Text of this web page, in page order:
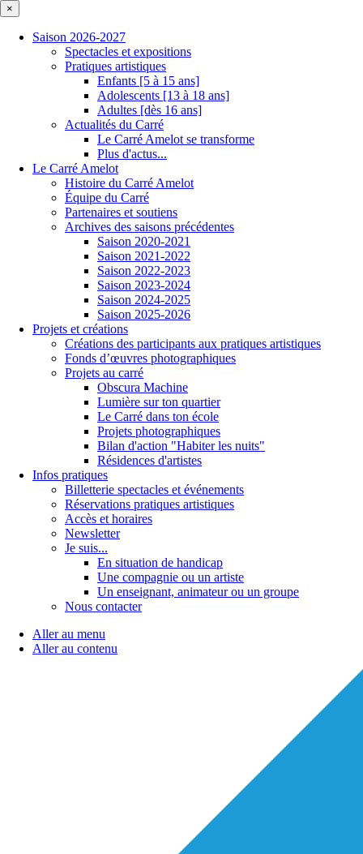
×
Saison 2026-2027
Spectacles et expositions
Pratiques artistiques
Enfants [5 à 15 ans]
Adolescents [13 à 18 ans]
Adultes [dès 16 ans]
Actualités du Carré
Le Carré Amelot se transforme
Plus d'actus...
Le Carré Amelot
Histoire du Carré Amelot
Équipe du Carré
Partenaires et soutiens
Archives des saisons précédentes
Saison 2020-2021
Saison 2021-2022
Saison 2022-2023
Saison 2023-2024
Saison 2024-2025
Saison 2025-2026
Projets et créations
Créations des participants aux pratiques artistiques
Fonds d’œuvres photographiques
Projets au carré
Obscura Machine
Lumière sur ton quartier
Le Carré dans ton école
Projets photographiques
Bilan d'action "Habiter les nuits"
Résidences d'artistes
Infos pratiques
Billetterie spectacles et événements
Réservations pratiques artistiques
Accès et horaires
Newsletter
Je suis...
En situation de handicap
Une compagnie ou un artiste
Un enseignant, animateur ou un groupe
Nous contacter
Aller au menu
Aller au contenu